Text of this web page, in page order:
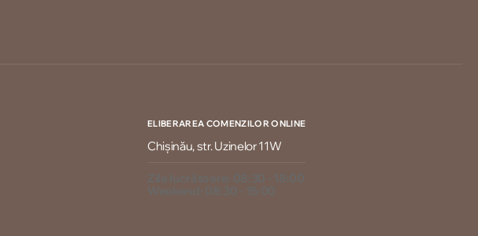
ELIBERAREA COMENZILOR ONLINE
Chișinău, str. Uzinelor 11W